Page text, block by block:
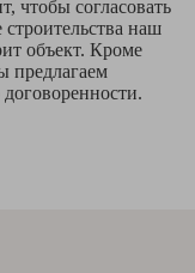
чтобы согласовать
наш
объект. Кроме
предлагаем